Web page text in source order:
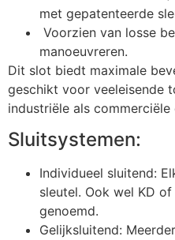
met gepatenteerde
Voorzien van losse
manoeuvreren.
Dit slot biedt maximale
geschikt voor veeleisende
industriële als commerciële
Sluitsystemen:
Individueel sluitend:
sleutel. Ook wel KD
genoemd.
Gelijksluitend: